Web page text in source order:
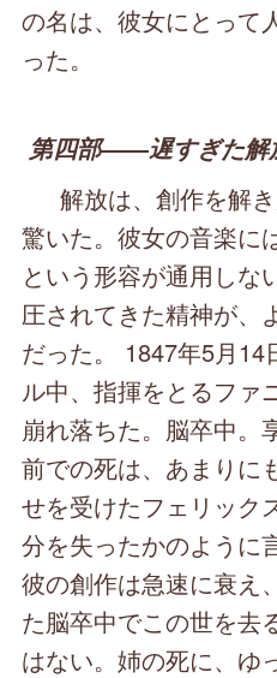
の名は、彼女にとって
った。
第四部――遅すぎた解
解放は、創作を解き
驚いた。彼女の音楽に
という形容が通用しな
圧されてきた精神が、
だった。 1847年5月14
ル中、指揮をとるファ
崩れ落ちた。脳卒中。
前での死は、あまりに
せを受けたフェリック
分を失ったかのように
彼の創作は急速に衰え
た脳卒中でこの世を去
はない。姉の死に、ゆ